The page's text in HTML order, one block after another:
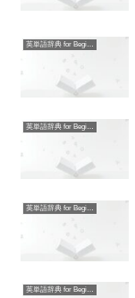
英単語辞典 for Beginners
英単語辞典 for Beginners
英単語辞典 for Beginners
英単語辞典 for Beginners